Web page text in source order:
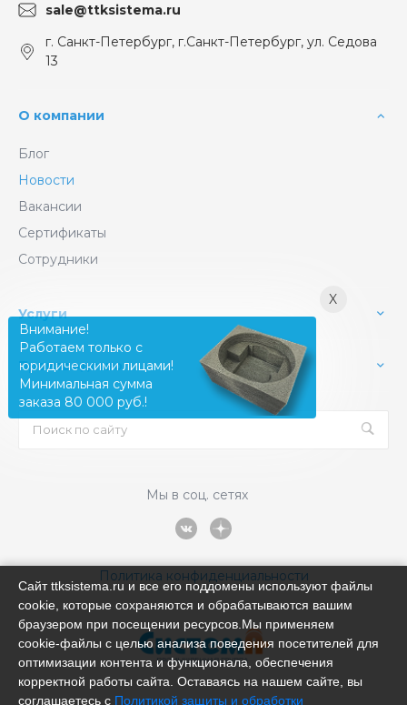
sale@ttksistema.ru
г. Санкт-Петербург, г.Санкт-Петербург, ул. Седова
13
О компании
Блог
Новости
Вакансии
Сертификаты
Сотрудники
Услуги
Производство
Мы в соц. сетях
Политика конфиденциальности
X
Внимание!
Работаем только с
юридическими лицами!
Минимальная сумма
заказа 80 000 руб.!
Сайт ttksistema.ru и все его поддомены используют файлы
cookie, которые сохраняются и обрабатываются вашим
браузером при посещении ресурсов.Мы применяем
cookie‑файлы с целью анализа поведения посетителей для
оптимизации контента и функционала, обеспечения
корректной работы сайта. Оставаясь на нашем сайте, вы
соглашаетесь с Политикой защиты и обработки